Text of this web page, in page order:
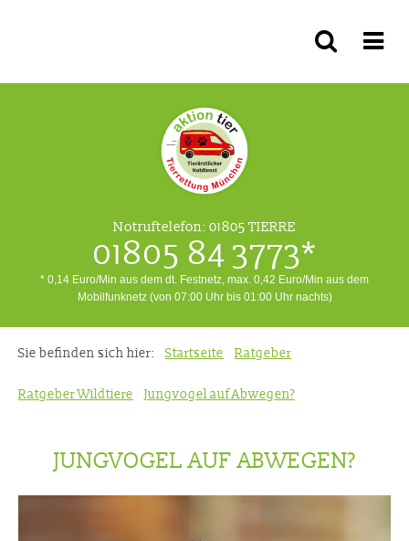
Notruftelefon: 01805 TIERRE
01805 84 3773*
* 0,14 Euro/Min aus dem dt. Festnetz, max. 0,42 Euro/Min aus dem
Mobilfunknetz (von 07:00 Uhr bis 01:00 Uhr nachts)
Sie befinden sich hier: Startseite Ratgeber
Ratgeber Wildtiere Jungvogel auf Abwegen?
JUNGVOGEL AUF ABWEGEN?